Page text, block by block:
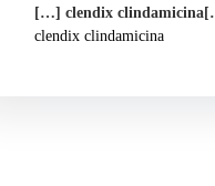
[…] clendix
clendix clindamicina